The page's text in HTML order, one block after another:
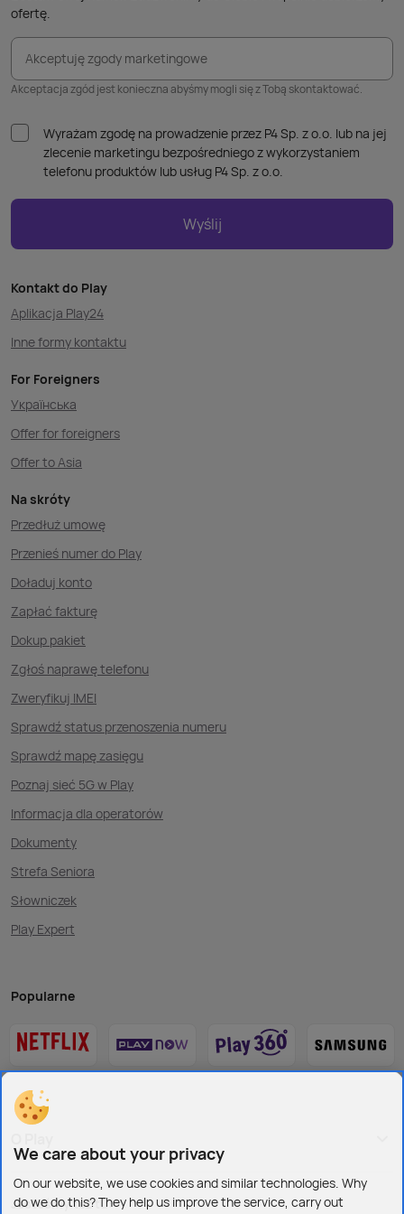
ofertę.
Akceptuję zgody marketingowe
Akceptacja zgód jest konieczna abyśmy mogli się z Tobą skontaktować.
Wyrażam zgodę na prowadzenie przez P4 Sp. z o.o. lub na jej
zlecenie marketingu bezpośredniego z wykorzystaniem
telefonu produktów lub usług P4 Sp. z o.o.
Wyślij
Kontakt do Play
Aplikacja Play24
Inne formy kontaktu
For Foreigners
Українська
Offer for foreigners
Offer to Asia
Na skróty
Przedłuż umowę
Przenieś numer do Play
Doładuj konto
Zapłać fakturę
Dokup pakiet
Zgłoś naprawę telefonu
Zweryfikuj IMEI
Sprawdź status przenoszenia numeru
Sprawdź mapę zasięgu
Poznaj sieć 5G w Play
Informacja dla operatorów
Dokumenty
Strefa Seniora
Słowniczek
Play Expert
Popularne
Jesteśmy też tu:
We care about your privacy
On our website, we use cookies and similar technologies. Why
do we do this? They help us improve the service, carry out